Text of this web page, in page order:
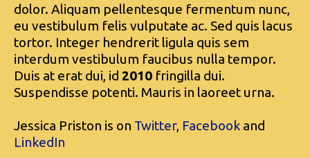
dolor. Aliquam pellentesque fermentum nunc,
eu vestibulum felis vulputate ac. Sed quis lacus
tortor. Integer hendrerit ligula quis sem
interdum vestibulum faucibus nulla tempor.
Duis at erat dui, id 2010 fringilla dui.
Suspendisse potenti. Mauris in laoreet urna.
Jessica Priston is on Twitter, Facebook and
LinkedIn